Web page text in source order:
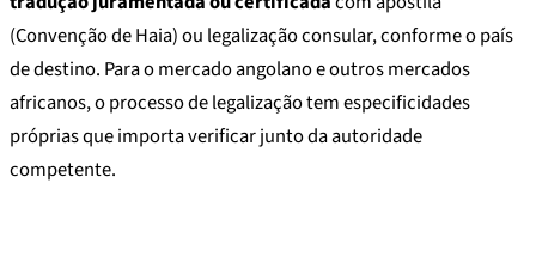
(Convenção de Haia) ou legalização consular, conforme o país
de destino. Para o mercado angolano e outros mercados
africanos, o processo de legalização tem especificidades
próprias que importa verificar junto da autoridade
competente.